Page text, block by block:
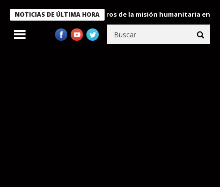
NOTICIAS DE ÚLTIMA HORA
condecora a miembros de la misión humanitaria enviada a